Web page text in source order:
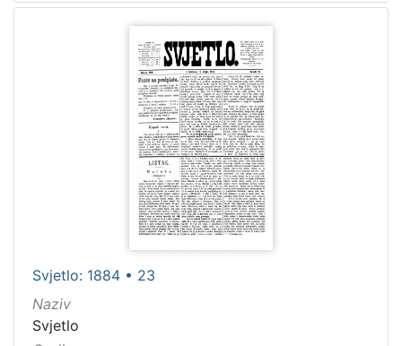
Svjetlo: 1884 • 23
Naziv
Svjetlo